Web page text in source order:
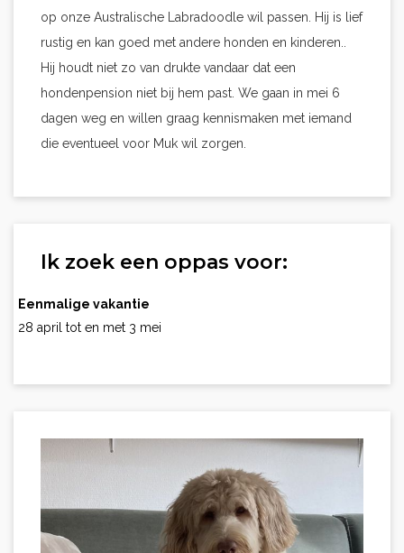
op onze Australische Labradoodle wil passen. Hij is lief
rustig en kan goed met andere honden en kinderen..
Hij houdt niet zo van drukte vandaar dat een
hondenpension niet bij hem past. We gaan in mei 6
dagen weg en willen graag kennismaken met iemand
die eventueel voor Muk wil zorgen.
Ik zoek een oppas voor:
Eenmalige vakantie
28 april tot en met 3 mei